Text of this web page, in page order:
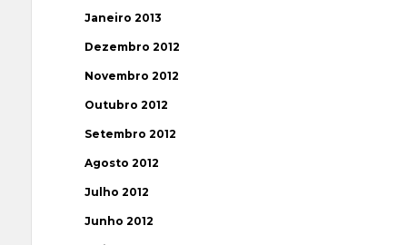
Janeiro 2013
Dezembro 2012
Novembro 2012
Outubro 2012
Setembro 2012
Agosto 2012
Julho 2012
Junho 2012